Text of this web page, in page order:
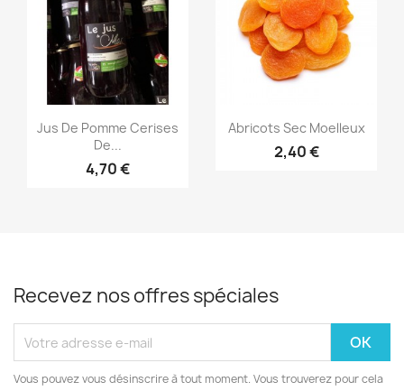
Aperçu rapide
Jus De Pomme Cerises
De...
4,70 €
Aperçu rapide
Abricots Sec Moelleux
2,40 €
Recevez nos offres spéciales
Vous pouvez vous désinscrire à tout moment. Vous trouverez pour cela